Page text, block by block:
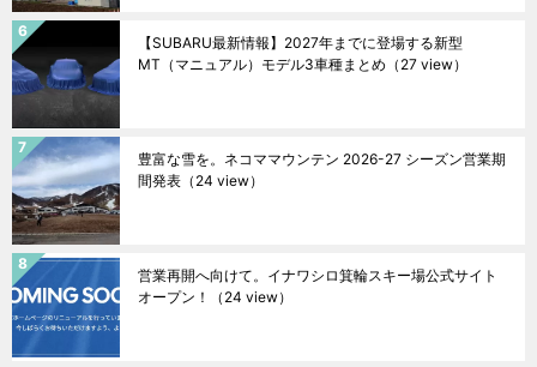
【SUBARU最新情報】2027年までに登場する新型
MT（マニュアル）モデル3車種まとめ （27 view）
豊富な雪を。ネコママウンテン 2026-27 シーズン営業期
間発表 （24 view）
営業再開へ向けて。イナワシロ箕輪スキー場公式サイト
オープン！
（24 view）